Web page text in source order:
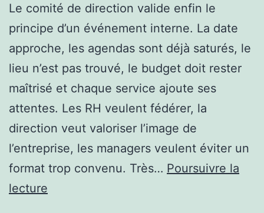
Le comité de direction valide enfin le
principe d’un événement interne. La date
approche, les agendas sont déjà saturés, le
lieu n’est pas trouvé, le budget doit rester
maîtrisé et chaque service ajoute ses
attentes. Les RH veulent fédérer, la
direction veut valoriser l’image de
l’entreprise, les managers veulent éviter un
format trop convenu. Très… Poursuivre la
lecture